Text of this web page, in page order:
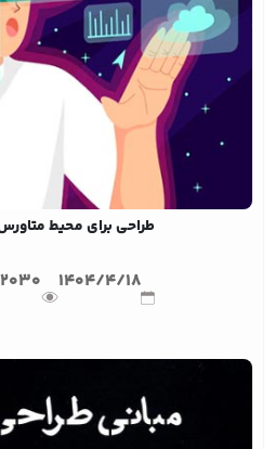
طراحی برای محیط
1404/4/18
2030